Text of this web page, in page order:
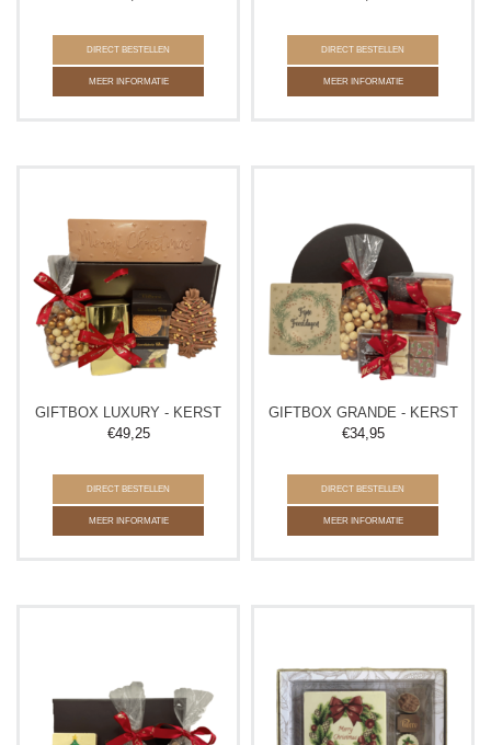
DIRECT BESTELLEN
MEER INFORMATIE
DIRECT BESTELLEN
MEER INFORMATIE
GIFTBOX LUXURY - KERST
€49,25
DIRECT BESTELLEN
MEER INFORMATIE
GIFTBOX GRANDE - KERST
€34,95
DIRECT BESTELLEN
MEER INFORMATIE